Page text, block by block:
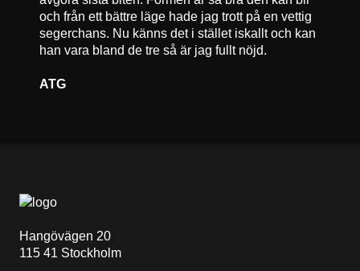
och från ett bättre läge hade jag trott på en vettig
segerchans. Nu känns det i stället iskallt och kan
han vara bland de tre så är jag fullt nöjd.
ATG
Hangövägen 20
115 41 Stockholm